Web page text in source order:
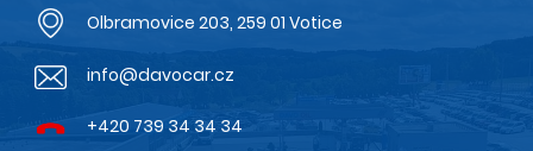
Olbramovice 203, 259 01 Votice
info@davocar.cz
+420 739 34 34 34